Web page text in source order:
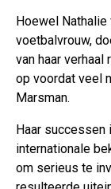
Hoewel
voetbalvrouw,
van haar verhaal
op voordat veel
Marsman.
Haar successen
internationale
om serieus te